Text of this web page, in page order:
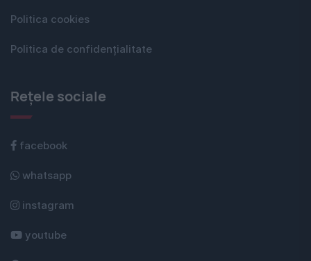
Politica cookies
Politica de confidențialitate
Rețele sociale
facebook
whatsapp
instagram
youtube